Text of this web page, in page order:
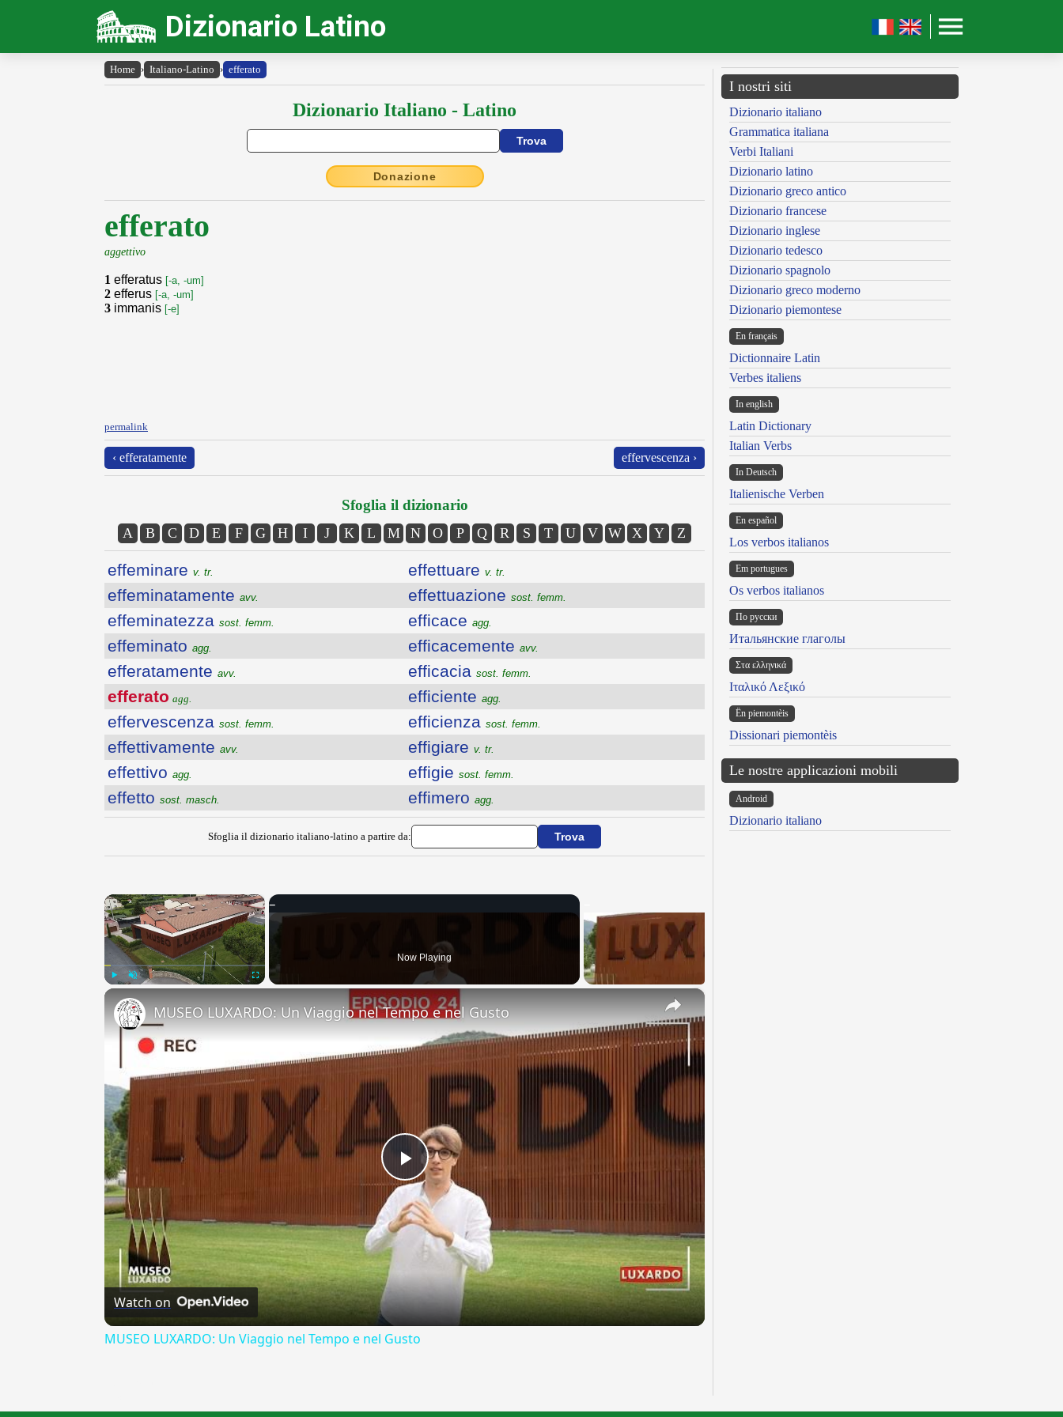
Dizionario Latino
Home › Italiano-Latino › efferato
Dizionario Italiano - Latino
Donazione
efferato
aggettivo
1 efferatus [-a, -um]
2 efferus [-a, -um]
3 immanis [-e]
permalink
‹ efferatamente effervescenza ›
Sfoglia il dizionario
A B C D E F G H I J K L M N O P Q R S T U V W X Y Z
effeminare v. tr.
effeminatamente avv.
effeminatezza sost. femm.
effeminato agg.
efferatamente avv.
efferato agg.
effervescenza sost. femm.
effettivamente avv.
effettivo agg.
effetto sost. masch.
effettuare v. tr.
effettuazione sost. femm.
efficace agg.
efficacemente avv.
efficacia sost. femm.
efficiente agg.
efficienza sost. femm.
effigiare v. tr.
effigie sost. femm.
effimero agg.
Sfoglia il dizionario italiano-latino a partire da:
×
Now Playing
×
Play
Video
MUSEO LUXARDO: Un Viaggio nel Tempo e nel Gusto
Watch on
MUSEO LUXARDO: Un Viaggio nel Tempo e nel Gusto
I nostri siti
Dizionario italiano
Grammatica italiana
Verbi Italiani
Dizionario latino
Dizionario greco antico
Dizionario francese
Dizionario inglese
Dizionario tedesco
Dizionario spagnolo
Dizionario greco moderno
Dizionario piemontese
En français
Dictionnaire Latin
Verbes italiens
In english
Latin Dictionary
Italian Verbs
In Deutsch
Italienische Verben
En español
Los verbos italianos
Em portugues
Os verbos italianos
По русски
Итальянские глаголы
Στα ελληνικά
Ιταλικό Λεξικό
Ën piemontèis
Dissionari piemontèis
Le nostre applicazioni mobili
Android
Dizionario italiano